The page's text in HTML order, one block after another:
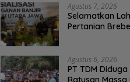
Agustus 7, 2026
Selamatkan
Pertanian
Agustus 6, 2026
PT TDM
Ratusan Massa